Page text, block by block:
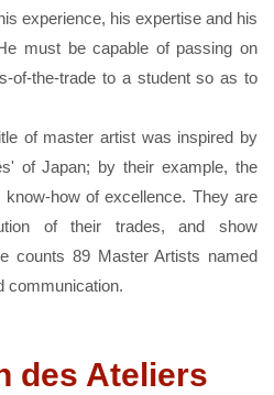
experience, his expertise and his
must be capable of passing on
of-the-trade to a student so as to
of master artist was inspired by
of Japan; by their example, the
how of excellence. They are
of their trades, and show
counts 89 Master Artists named
communication.
des Ateliers